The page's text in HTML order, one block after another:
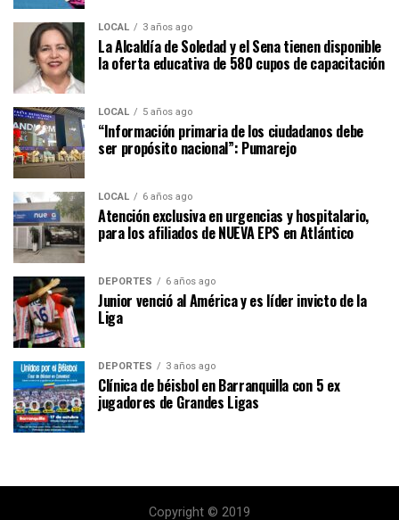
LOCAL 3 años ago
La Alcaldía de Soledad y el Sena tienen disponible
la oferta educativa de 580 cupos de capacitación
LOCAL 5 años ago
“Información primaria de los ciudadanos debe
ser propósito nacional”: Pumarejo
LOCAL 6 años ago
Atención exclusiva en urgencias y hospitalario,
para los afiliados de NUEVA EPS en Atlántico
DEPORTES 6 años ago
Junior venció al América y es líder invicto de la
Liga
DEPORTES 3 años ago
Clínica de béisbol en Barranquilla con 5 ex
jugadores de Grandes Ligas
Copyright © 2019